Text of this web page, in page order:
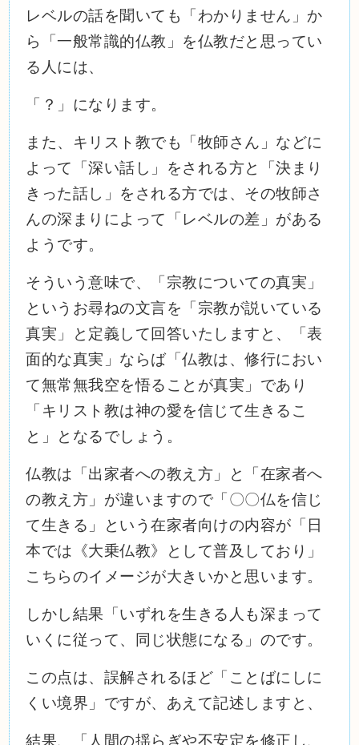
レベルの話を聞いても「わかりません」か
ら「一般常識的仏教」を仏教だと思ってい
る人には、
「？」になります。
また、キリスト教でも「牧師さん」などに
よって「深い話し」をされる方と「決まり
きった話し」をされる方では、その牧師さ
んの深まりによって「レベルの差」がある
ようです。
そういう意味で、「宗教についての真実」
というお尋ねの文言を「宗教が説いている
真実」と定義して回答いたしますと、「表
面的な真実」ならば「仏教は、修行におい
て無常無我空を悟ることが真実」であり
「キリスト教は神の愛を信じて生きるこ
と」となるでしょう。
仏教は「出家者への教え方」と「在家者へ
の教え方」が違いますので「〇〇仏を信じ
て生きる」という在家者向けの内容が「日
本では《大乗仏教》として普及しており」
こちらのイメージが大きいかと思います。
しかし結果「いずれを生きる人も深まって
いくに従って、同じ状態になる」のです。
この点は、誤解されるほど「ことばにしに
くい境界」ですが、あえて記述しますと、
結果、「人間の揺らぎや不安定を修正し、